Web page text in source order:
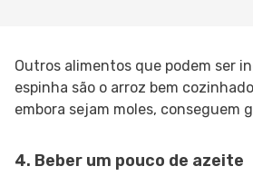
Outros alimentos que podem ser
espinha são o arroz bem
embora sejam moles, conseguem
4. Beber um pouco de azeite